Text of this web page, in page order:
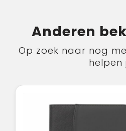
Anderen
Op zoek naar nog
helpen